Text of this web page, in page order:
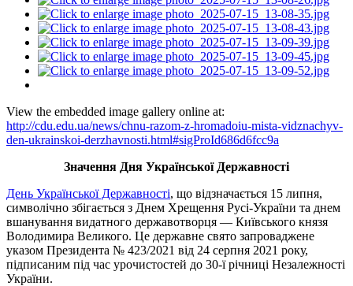
View the embedded image gallery online at:
http://cdu.edu.ua/news/chnu-razom-z-hromadoiu-mista-vidznachyv-
den-ukrainskoi-derzhavnosti.html#sigProId686d6fcc9a
Значення Дня Української Державності
День Української Державності, що відзначається 15 липня,
символічно збігається з Днем Хрещення Русі-України та днем
вшанування видатного державотворця — Київського князя
Володимира Великого. Це державне свято запроваджене
указом Президента № 423/2021 від 24 серпня 2021 року,
підписаним під час урочистостей до 30-ї річниці Незалежності
України.